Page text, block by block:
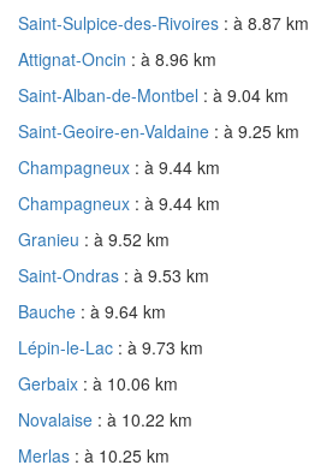
Saint-Sulpice-des-Rivoires : à 8.87 km
Attignat-Oncin : à 8.96 km
Saint-Alban-de-Montbel : à 9.04 km
Saint-Geoire-en-Valdaine : à 9.25 km
Champagneux : à 9.44 km
Champagneux : à 9.44 km
Granieu : à 9.52 km
Saint-Ondras : à 9.53 km
Bauche : à 9.64 km
Lépin-le-Lac : à 9.73 km
Gerbaix : à 10.06 km
Novalaise : à 10.22 km
Merlas : à 10.25 km